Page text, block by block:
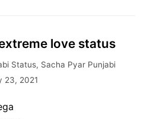
love status
Status, Sacha Pyar Punjabi
23, 2021